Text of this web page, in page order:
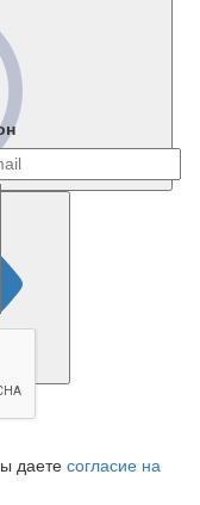
даете согласие на